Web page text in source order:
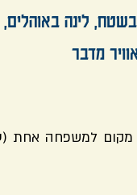
לינה באוהלים,
מדבר